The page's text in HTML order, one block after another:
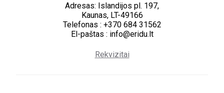
Adresas: Islandijos pl. 197,
Kaunas, LT-49166
Telefonas : +370 684 31562
El-paštas : info@eridu.lt
Rekvizitai